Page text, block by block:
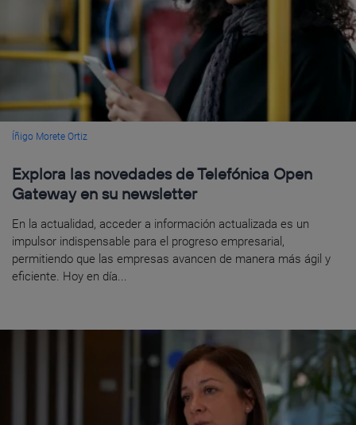
Íñigo Morete Ortiz
Explora las novedades de Telefónica Open
Gateway en su newsletter
En la actualidad, acceder a información actualizada es un
impulsor indispensable para el progreso empresarial,
permitiendo que las empresas avancen de manera más ágil y
eficiente. Hoy en día...